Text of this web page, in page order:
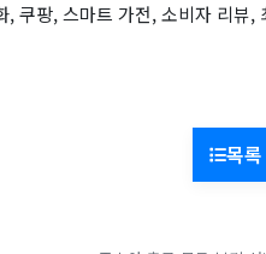
, 쿠팡, 스마트 가전, 소비자 리뷰,
목록